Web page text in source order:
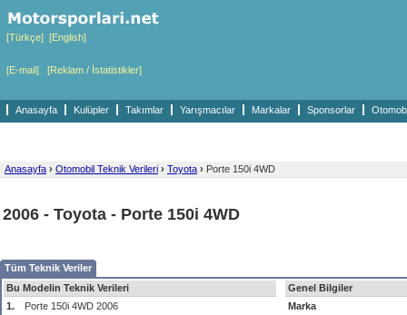
[Türkçe] [English]
[E-mail] [Reklam / İstatistikler]
Anasayfa Kulüpler Takımlar Yarışmacılar Markalar Sponsorlar
Anasayfa › Otomobil Teknik Verileri › Toyota › Porte 150i 4WD
2006 - Toyota - Porte 150i 4WD
Tüm Teknik Veriler
Bu Modelin Teknik Verileri
1.
Porte 150i 4WD 2006
Genel Bilgiler
Marka